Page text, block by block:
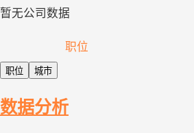
暂无公司数据
职位
职位 城市
数据分析